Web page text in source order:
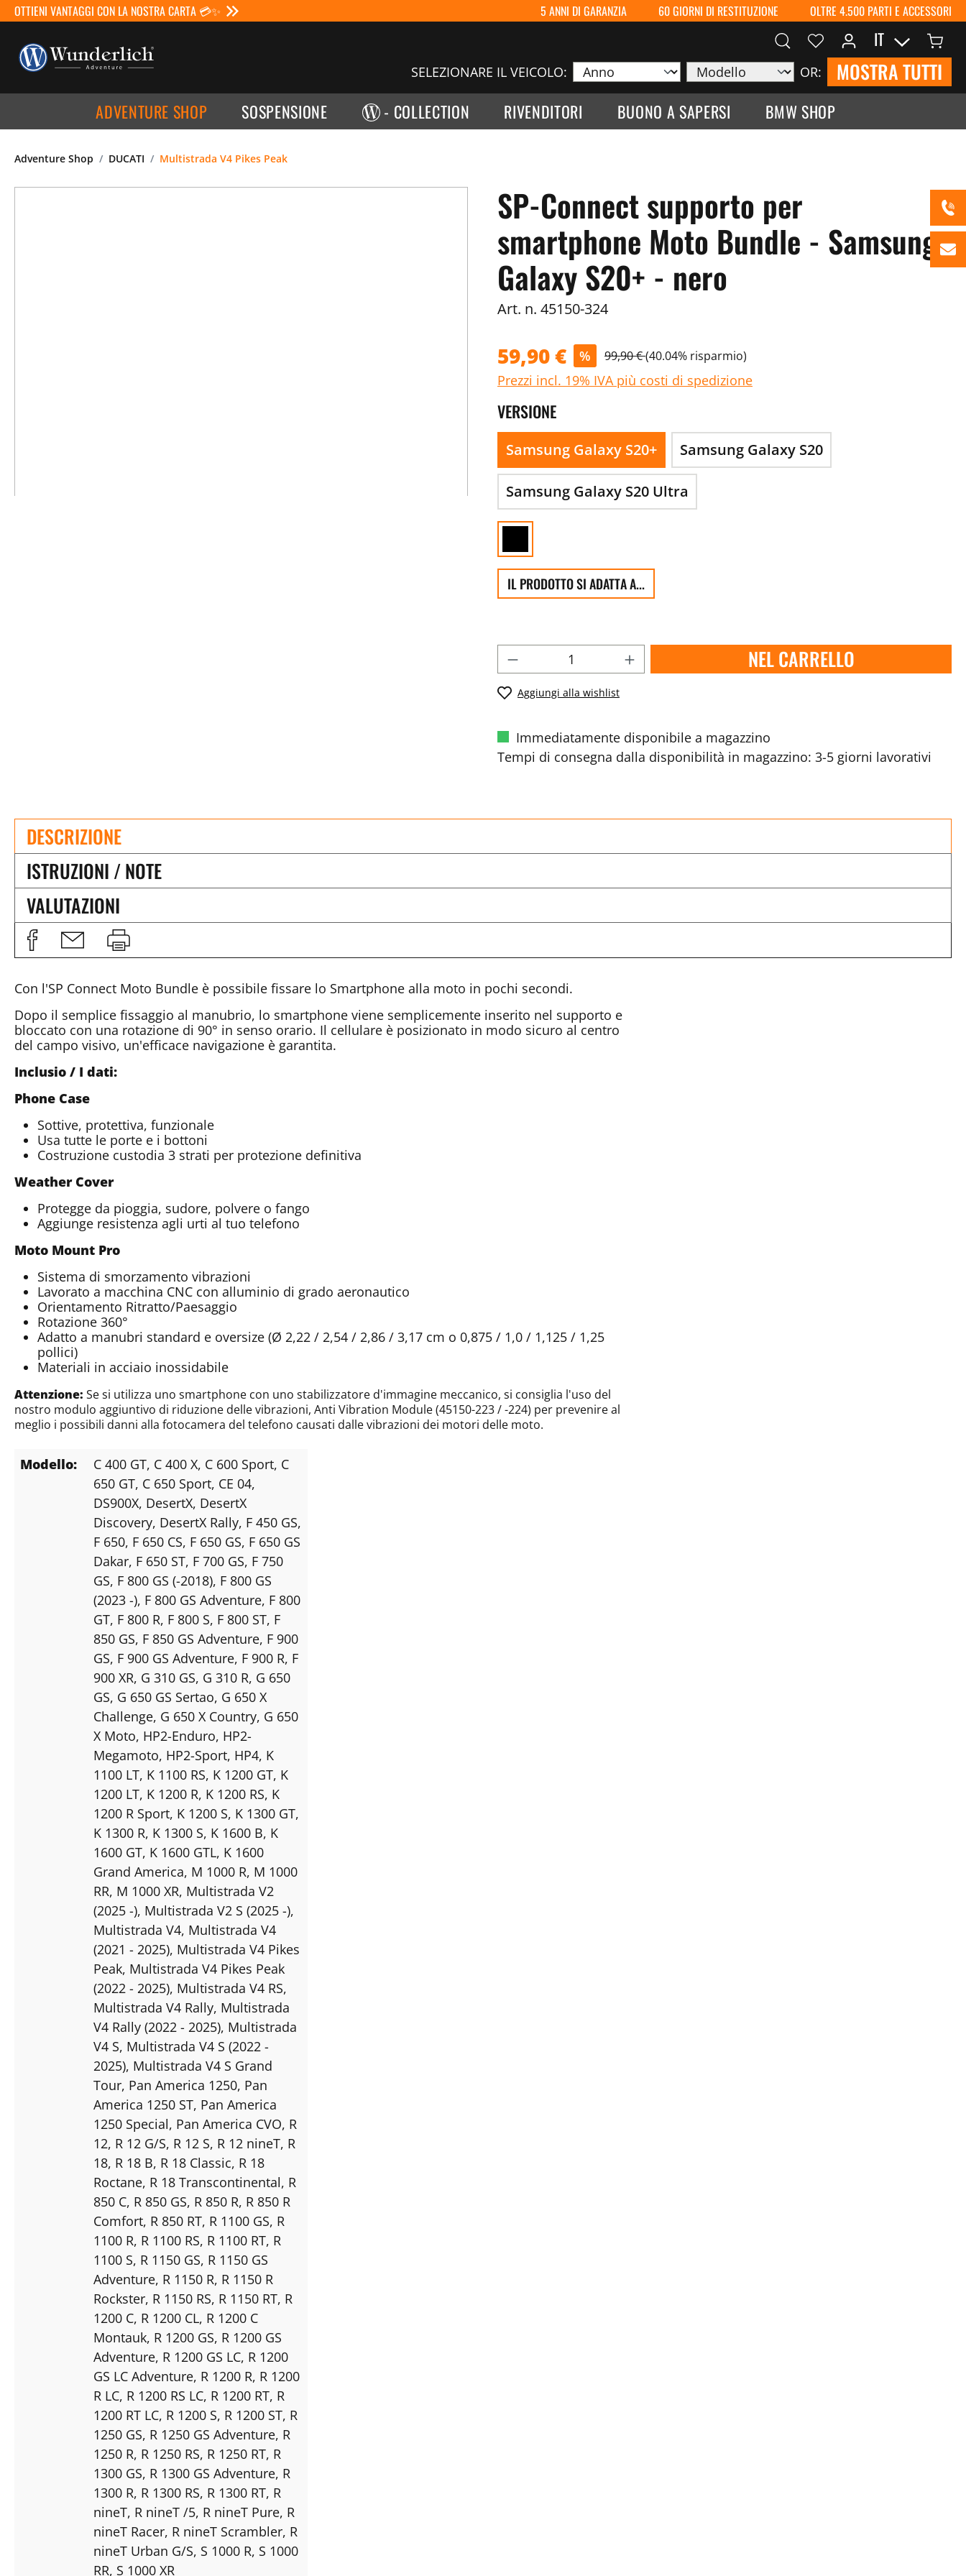
OTTIENI VANTAGGI CON LA NOSTRA CARTA 💳✨ 5 ANNI DI GARANZIA 60 GIORNI DI RESTITUZIONE OLTRE 4.500 PARTI E ACCESSORI
SELEZIONARE IL VEICOLO: OR: MOSTRA TUTTI
IT
ADVENTURE SHOP SOSPENSIONE - COLLECTION RIVENDITORI BUONO A SAPERSI BMW SHOP
Adventure Shop DUCATI Multistrada V4 Pikes Peak
SP-Connect supporto per
smartphone Moto Bundle - Samsung
Galaxy S20+ - nero
Art. n. 45150-324
59,90 € % 99,90 €(40.04% risparmio)
Prezzi incl. 19% IVA più costi di spedizione
VERSIONE
Samsung Galaxy S20+ Samsung Galaxy S20
Samsung Galaxy S20 Ultra
IL PRODOTTO SI ADATTA A...
NEL CARRELLO
Aggiungi alla wishlist
Immediatamente disponibile a magazzino
Tempi di consegna dalla disponibilità in magazzino: 3-5 giorni lavorativi
DESCRIZIONE
ISTRUZIONI / NOTE
VALUTAZIONI
Con l'SP Connect Moto Bundle è possibile fissare lo Smartphone alla moto in pochi secondi.
Dopo il semplice fissaggio al manubrio, lo smartphone viene semplicemente inserito nel supporto e
bloccato con una rotazione di 90° in senso orario. Il cellulare è posizionato in modo sicuro al centro
del campo visivo, un'efficace navigazione è garantita.
Inclusio / I dati:
Phone Case
Sottive, protettiva, funzionale
Usa tutte le porte e i bottoni
Costruzione custodia 3 strati per protezione definitiva
Weather Cover
Protegge da pioggia, sudore, polvere o fango
Aggiunge resistenza agli urti al tuo telefono
Moto Mount Pro
Sistema di smorzamento vibrazioni
Lavorato a macchina CNC con alluminio di grado aeronautico
Orientamento Ritratto/Paesaggio
Rotazione 360°
Adatto a manubri standard e oversize (Ø 2,22 / 2,54 / 2,86 / 3,17 cm o 0,875 / 1,0 / 1,125 / 1,25
pollici)
Materiali in acciaio inossidabile
Attenzione: Se si utilizza uno smartphone con uno stabilizzatore d'immagine meccanico, si consiglia l'uso del
nostro modulo aggiuntivo di riduzione delle vibrazioni, Anti Vibration Module (45150-223 / -224) per prevenire al
meglio i possibili danni alla fotocamera del telefono causati dalle vibrazioni dei motori delle moto.
Modello: C 400 GT, C 400 X, C 600 Sport, C
650 GT, C 650 Sport, CE 04,
DS900X, DesertX, DesertX
Discovery, DesertX Rally, F 450 GS,
F 650, F 650 CS, F 650 GS, F 650 GS
Dakar, F 650 ST, F 700 GS, F 750
GS, F 800 GS (-2018), F 800 GS
(2023 -), F 800 GS Adventure, F 800
GT, F 800 R, F 800 S, F 800 ST, F
850 GS, F 850 GS Adventure, F 900
GS, F 900 GS Adventure, F 900 R, F
900 XR, G 310 GS, G 310 R, G 650
GS, G 650 GS Sertao, G 650 X
Challenge, G 650 X Country, G 650
X Moto, HP2-Enduro, HP2-
Megamoto, HP2-Sport, HP4, K
1100 LT, K 1100 RS, K 1200 GT, K
1200 LT, K 1200 R, K 1200 RS, K
1200 R Sport, K 1200 S, K 1300 GT,
K 1300 R, K 1300 S, K 1600 B, K
1600 GT, K 1600 GTL, K 1600
Grand America, M 1000 R, M 1000
RR, M 1000 XR, Multistrada V2
(2025 -), Multistrada V2 S (2025 -),
Multistrada V4, Multistrada V4
(2021 - 2025), Multistrada V4 Pikes
Peak, Multistrada V4 Pikes Peak
(2022 - 2025), Multistrada V4 RS,
Multistrada V4 Rally, Multistrada
V4 Rally (2022 - 2025), Multistrada
V4 S, Multistrada V4 S (2022 -
2025), Multistrada V4 S Grand
Tour, Pan America 1250, Pan
America 1250 ST, Pan America
1250 Special, Pan America CVO, R
12, R 12 G/S, R 12 S, R 12 nineT, R
18, R 18 B, R 18 Classic, R 18
Roctane, R 18 Transcontinental, R
850 C, R 850 GS, R 850 R, R 850 R
Comfort, R 850 RT, R 1100 GS, R
1100 R, R 1100 RS, R 1100 RT, R
1100 S, R 1150 GS, R 1150 GS
Adventure, R 1150 R, R 1150 R
Rockster, R 1150 RS, R 1150 RT, R
1200 C, R 1200 CL, R 1200 C
Montauk, R 1200 GS, R 1200 GS
Adventure, R 1200 GS LC, R 1200
GS LC Adventure, R 1200 R, R 1200
R LC, R 1200 RS LC, R 1200 RT, R
1200 RT LC, R 1200 S, R 1200 ST, R
1250 GS, R 1250 GS Adventure, R
1250 R, R 1250 RS, R 1250 RT, R
1300 GS, R 1300 GS Adventure, R
1300 R, R 1300 RS, R 1300 RT, R
nineT, R nineT /5, R nineT Pure, R
nineT Racer, R nineT Scrambler, R
nineT Urban G/S, S 1000 R, S 1000
RR, S 1000 XR